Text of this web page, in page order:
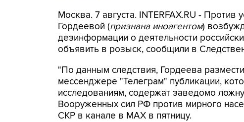
Москва. 7 августа. INTERFAX.RU -
Гордеевой (признана иноагентом)
дезинформации о деятельности
объявить в розыск, сообщили в
"По данным следствия, Гордеева
мессенджере "Телеграм" публикации,
исследованиям, содержат заведомо
Вооруженных сил РФ против мирного
СКР в канале в MAX в пятницу.